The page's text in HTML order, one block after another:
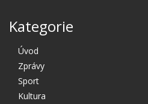
Kategorie
Úvod
Zprávy
Sport
Kultura